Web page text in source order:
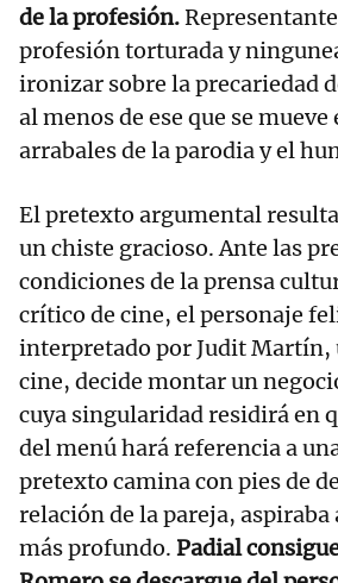
de la profesión.
profesión torturada y
ironizar sobre la precariedad
al menos de ese que se
arrabales de la parodia y el
El pretexto argumental
un chiste gracioso. Ante las
condiciones de la prensa
crítico de cine, el personaje
interpretado por Judit Martín,
cine, decide montar un
cuya singularidad residirá en
del menú hará referencia a
pretexto camina con pies de
relación de la pareja, aspiraba
más profundo. Padial